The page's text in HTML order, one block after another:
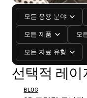
모든 응용 분야
모든 제품 모
모든 자료 유형
선택적 레이
BLOG